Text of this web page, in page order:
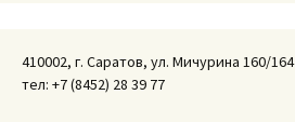
410002, г. Саратов, ул. Мичурина 160/164
тел: +7 (8452) 28 39 77